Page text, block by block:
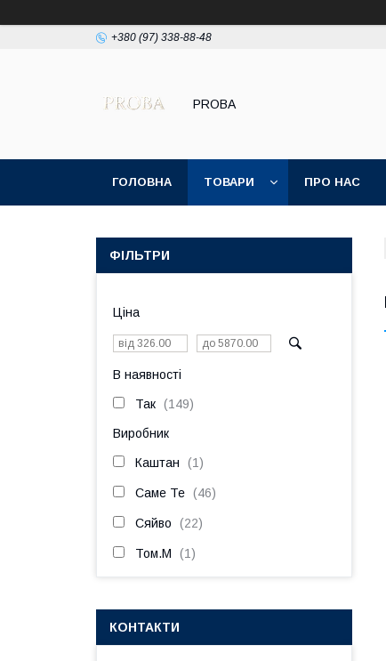
+380 (97) 338-88-48
PROBA
ГОЛОВНА ТОВАРИ ПРО НАС
ФІЛЬТРИ
Ціна
В наявності
Так 149
Виробник
Каштан 1
Саме Те 46
Сяйво 22
Том.М 1
КОНТАКТИ